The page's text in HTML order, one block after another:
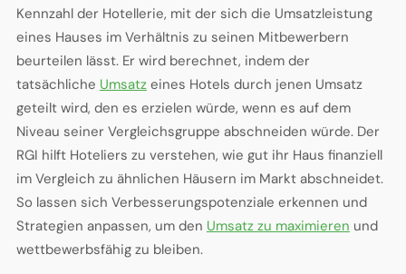
Kennzahl der Hotellerie, mit der sich die Umsatzleistung
eines Hauses im Verhältnis zu seinen Mitbewerbern
beurteilen lässt. Er wird berechnet, indem der
tatsächliche Umsatzeines Hotels durch jenen Umsatz
geteilt wird, den es erzielen würde, wenn es auf dem
Niveau seiner Vergleichsgruppe abschneiden würde. Der
RGI hilft Hoteliers zu verstehen, wie gut ihr Haus finanziell
im Vergleich zu ähnlichen Häusern im Markt abschneidet.
So lassen sich Verbesserungspotenziale erkennen und
Strategien anpassen, um den Umsatz zu maximieren und
wettbewerbsfähig zu bleiben.